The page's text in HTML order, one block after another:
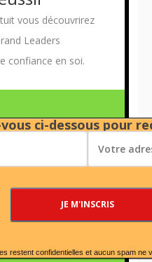
vous découvrirez
Leaders
confiance en soi.
ci-dessous pour
restent confidentielles et aucun spam ne